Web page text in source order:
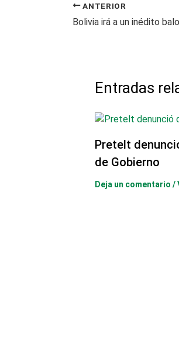
ANTERIOR
Entradas
Pretelt
de Gobierno
Deja un comentario /